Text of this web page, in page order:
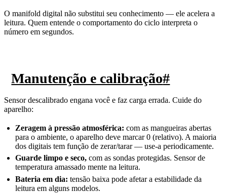
O manifold digital não substitui seu conhecimento — ele acelera a
leitura. Quem entende o comportamento do ciclo interpreta o
número em segundos.
Manutenção e calibração#
Sensor descalibrado engana você e faz carga errada. Cuide do
aparelho:
Zeragem à pressão atmosférica: com as mangueiras abertas
para o ambiente, o aparelho deve marcar 0 (relativo). A maioria
dos digitais tem função de zerar/tarar — use-a periodicamente.
Guarde limpo e seco, com as sondas protegidas. Sensor de
temperatura amassado mente na leitura.
Bateria em dia: tensão baixa pode afetar a estabilidade da
leitura em alguns modelos.